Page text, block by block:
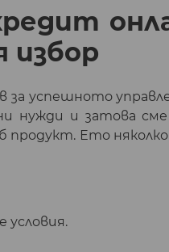
избор
за успешното
нужди и затова
продукт. Ето